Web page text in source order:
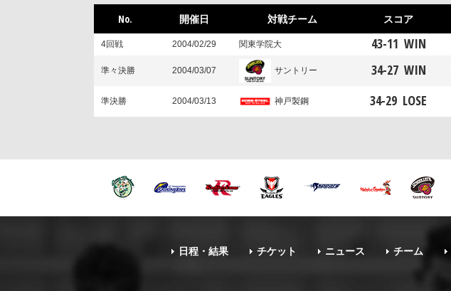
No. 開催日 対戦チーム スコア
4回戦 2004/02/29 関東学院大 43-11 WIN
準々決勝 2004/03/07 サントリー 34-27 WIN
準決勝 2004/03/13 神戸製鋼 34-29 LOSE
日程・結果 チケット ニュース チーム